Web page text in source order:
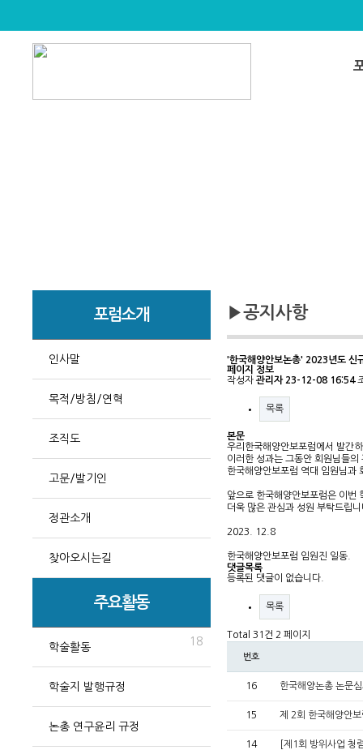
포럼소개
인사말
목적/방침/연혁
조직도
고문/발기인
정관소개
찾아오시는길
주요활동
학술활동 18
학술지 발행규정
논총 연구윤리 규정
▶공지사항
'한국해양안보논총' 2023년도 신
페이지 정보
작성자 관리자 23-12-08 16:54
목록
본문
우리한국해양안보포럼에서 발간
이러한 성과는 그동안 회원님들
한국해양안보포럼 역대 임원님과
앞으로 한국해양안보포럼은 이번
더욱 많은 관심과 성원 부탁드립
2023. 12.8
한국해양안보포럼 임원진 일동.
댓글목록
등록된 댓글이 없습니다.
목록
Total 31건 2 페이지
번호
16 한국해양논총 논문
15 제 2회 한국해양안
14 [제1회 방위사업 청